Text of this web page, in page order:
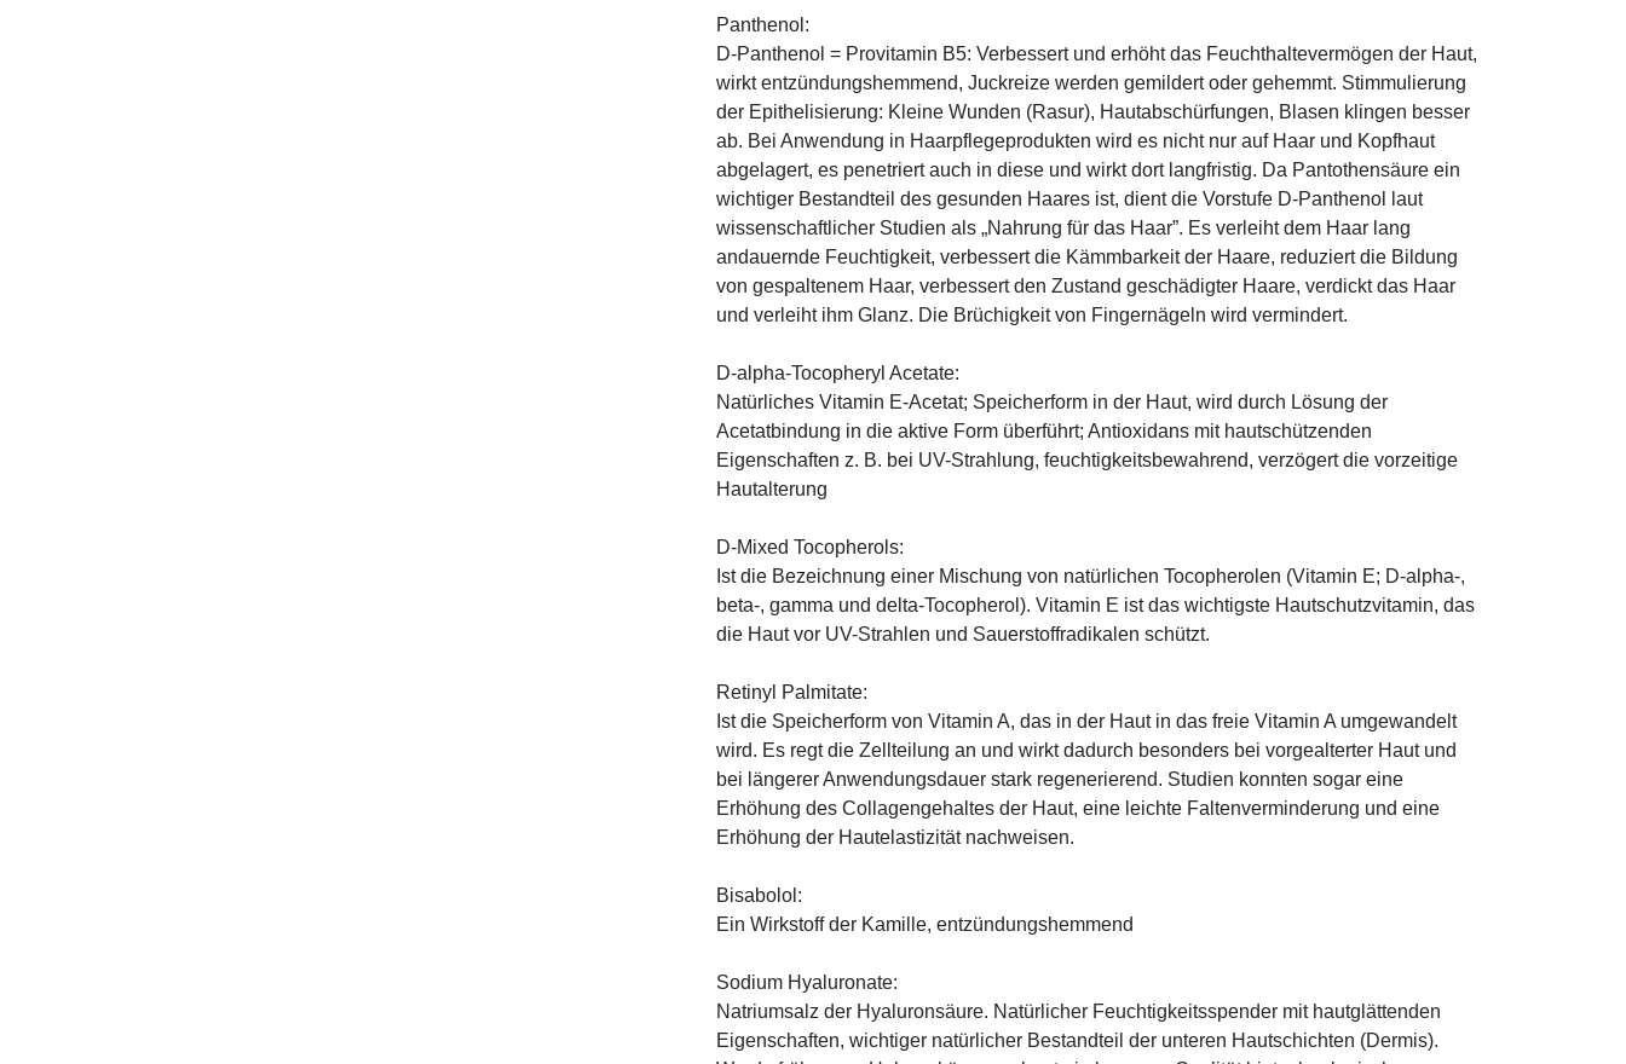
Panthenol:
D-Panthenol = Provitamin B5: Verbessert und erhöht das Feuchthaltevermögen der Haut,
wirkt entzündungshemmend, Juckreize werden gemildert oder gehemmt. Stimmulierung
der Epithelisierung: Kleine Wunden (Rasur), Hautabschürfungen, Blasen klingen besser
ab. Bei Anwendung in Haarpflegeprodukten wird es nicht nur auf Haar und Kopfhaut
abgelagert, es penetriert auch in diese und wirkt dort langfristig. Da Pantothensäure ein
wichtiger Bestandteil des gesunden Haares ist, dient die Vorstufe D-Panthenol laut
wissenschaftlicher Studien als „Nahrung für das Haar”. Es verleiht dem Haar lang
andauernde Feuchtigkeit, verbessert die Kämmbarkeit der Haare, reduziert die Bildung
von gespaltenem Haar, verbessert den Zustand geschädigter Haare, verdickt das Haar
und verleiht ihm Glanz. Die Brüchigkeit von Fingernägeln wird vermindert.
D-alpha-Tocopheryl Acetate:
Natürliches Vitamin E-Acetat; Speicherform in der Haut, wird durch Lösung der
Acetatbindung in die aktive Form überführt; Antioxidans mit hautschützenden
Eigenschaften z. B. bei UV-Strahlung, feuchtigkeitsbewahrend, verzögert die vorzeitige
Hautalterung
D-Mixed Tocopherols:
Ist die Bezeichnung einer Mischung von natürlichen Tocopherolen (Vitamin E; D-alpha-,
beta-, gamma und delta-Tocopherol). Vitamin E ist das wichtigste Hautschutzvitamin, das
die Haut vor UV-Strahlen und Sauerstoffradikalen schützt.
Retinyl Palmitate:
Ist die Speicherform von Vitamin A, das in der Haut in das freie Vitamin A umgewandelt
wird. Es regt die Zellteilung an und wirkt dadurch besonders bei vorgealterter Haut und
bei längerer Anwendungsdauer stark regenerierend. Studien konnten sogar eine
Erhöhung des Collagengehaltes der Haut, eine leichte Faltenverminderung und eine
Erhöhung der Hautelastizität nachweisen.
Bisabolol:
Ein Wirkstoff der Kamille, entzündungshemmend
Sodium Hyaluronate:
Natriumsalz der Hyaluronsäure. Natürlicher Feuchtigkeitsspender mit hautglättenden
Eigenschaften, wichtiger natürlicher Bestandteil der unteren Hautschichten (Dermis).